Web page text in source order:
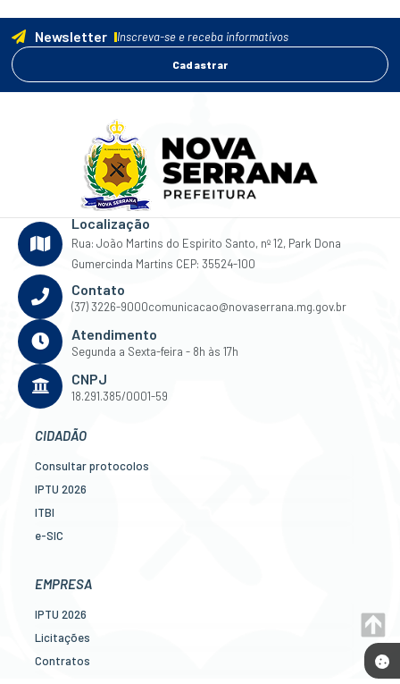
Newsletter Inscreva-se e receba informativos
Cadastrar
Localização
Rua: João Martins do Espirito Santo, nº 12, Park Dona
Gumercinda Martins CEP: 35524-100
Contato
(37) 3226-9000comunicacao@novaserrana.mg.gov.br
Atendimento
Segunda a Sexta-feira - 8h às 17h
CNPJ
18.291.385/0001-59
CIDADÃO
Consultar protocolos
IPTU 2026
ITBI
e-SIC
Legislação
EMPRESA
IPTU 2026
Licitações
Contratos